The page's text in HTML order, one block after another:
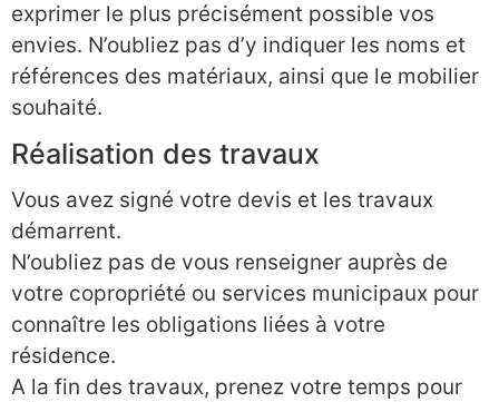
exprimer le plus précisément possible vos
envies. N’oubliez pas d’y indiquer les noms et
références des matériaux, ainsi que le mobilier
souhaité.
Réalisation des travaux
Vous avez signé votre devis et les travaux
démarrent.
N’oubliez pas de vous renseigner auprès de
votre copropriété ou services municipaux pour
connaître les obligations liées à votre
résidence.
A la fin des travaux, prenez votre temps pour